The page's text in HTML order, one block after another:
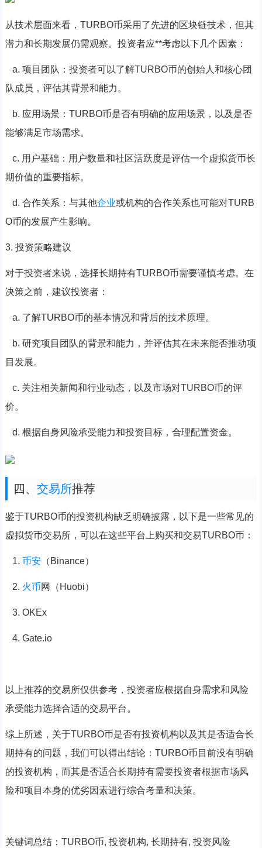
从技术层面来看，TURBO币采用了先进的区块链技术，但其
潜力和长期发展仍需观察。投资者应**考虑以下几个因素：
a. 项目团队：投资者可以了解TURBO币的创始人和核心团
队成员，评估其背景和能力。
b. 应用场景：TURBO币是否有明确的应用场景，以及是否
能够满足市场需求。
c. 用户基础：用户数量和社区活跃度是评估一个虚拟货币长
期价值的重要指标。
d. 合作关系：与其他企业或机构的合作关系也可能对TURB
O币的发展产生影响。
3. 投资策略建议
对于投资者来说，选择长期持有TURBO币需要谨慎考虑。在
决策之前，建议投资者：
a. 了解TURBO币的基本情况和背后的技术原理。
b. 研究项目团队的背景和能力，并评估其在未来能否推动项
目发展。
c. 关注相关新闻和行业动态，以及市场对TURBO币的评
价。
d. 根据自身风险承受能力和投资目标，合理配置资金。
四、 交易所推荐
鉴于TURBO币的投资机构缺乏明确披露，以下是一些常见的
虚拟货币交易所，可以在这些平台上购买和交易TURBO币：
1. 币安（Binance）
2. 火币网（Huobi）
3. OKEx
4. Gate.io
以上推荐的交易所仅供参考，投资者应根据自身需求和风险
承受能力选择合适的交易平台。
综上所述，关于TURBO币是否有投资机构以及其是否适合长
期持有的问题，我们可以得出结论：TURBO币目前没有明确
的投资机构，而其是否适合长期持有需要投资者根据市场风
险和项目本身的优劣因素进行综合考量和决策。
关键词总结：TURBO币, 投资机构, 长期持有, 投资风险